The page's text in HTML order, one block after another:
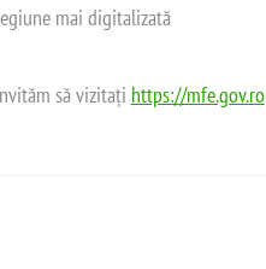
mai digitalizată
să vizitați https://mfe.gov.ro